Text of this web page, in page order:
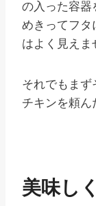
の入った容器
めきってフタ
はよく見えま
それでもまず
チキンを頼ん
美味し